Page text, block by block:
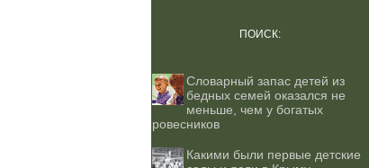
ПОИСК:
Словарный запас детей из
бедных семей оказался не
меньше, чем у богатых
ровесников
Какими были первые детские